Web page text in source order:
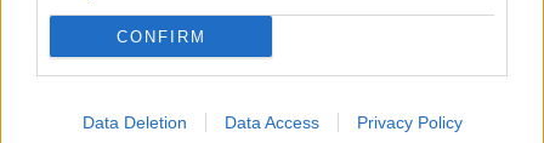
CONFIRM
Data Deletion Data Access Privacy Policy